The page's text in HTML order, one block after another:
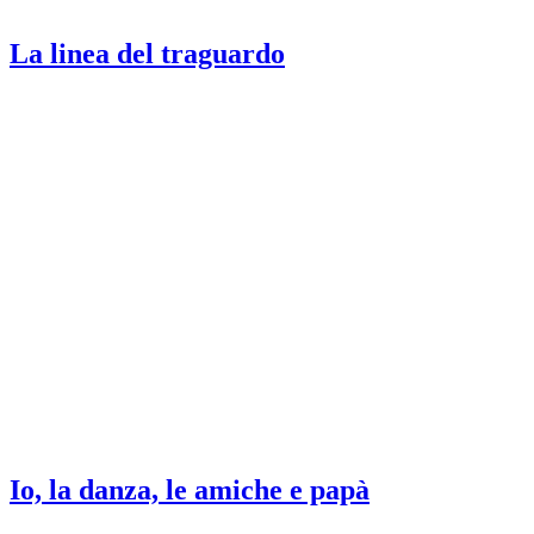
La linea del traguardo
Io, la danza, le amiche e papà